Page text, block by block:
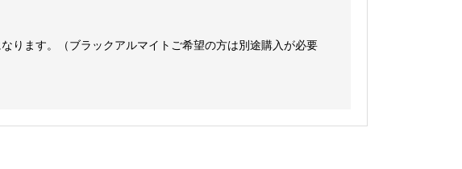
ります。（ブラックアルマイトご希望の方は別途購入が必要